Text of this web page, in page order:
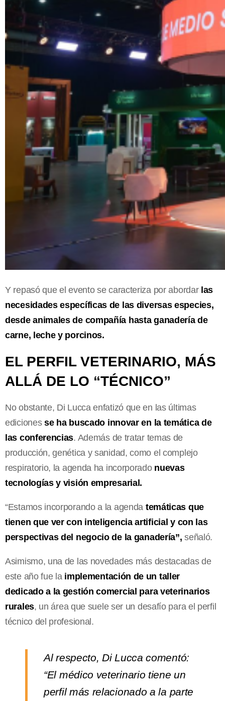
Y repasó que el evento se caracteriza por abordar las
necesidades específicas de las diversas especies,
desde animales de compañía hasta ganadería de
carne, leche y porcinos.
EL PERFIL VETERINARIO, MÁS
ALLÁ DE LO “TÉCNICO”
No obstante, Di Lucca enfatizó que en las últimas
edicionesse ha buscado innovar en la temática de
las conferencias. Además de tratar temas de
producción, genética y sanidad, como el complejo
respiratorio, la agenda ha incorporado nuevas
tecnologías y visión empresarial.
“Estamos incorporando a la agenda temáticas que
tienen que ver con inteligencia artificial y con las
perspectivas del negocio de la ganadería”, señaló.
Asimismo, una de las novedades más destacadas de
este año fue la implementación de un taller
dedicado a la gestión comercial para veterinarios
rurales, un área que suele ser un desafío para el perfil
técnico del profesional.
Al respecto, Di Lucca comentó:
“El médico veterinario tiene un
perfil más relacionado a la parte